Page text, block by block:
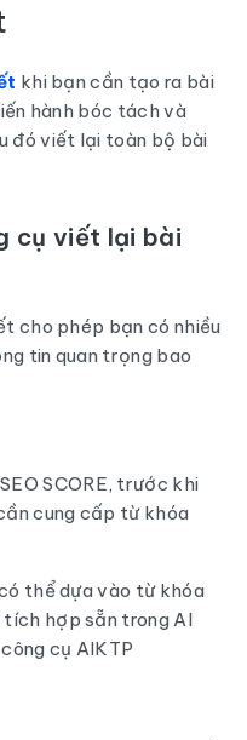
khi bạn cần tạo ra bài
hành bóc tách và
đó viết lại toàn bộ bài
cụ viết lại bài
cho phép bạn có nhiều
tin quan trọng bao
SCORE, trước khi
cung cấp từ khóa
thể dựa vào từ khóa
tích hợp sẵn trong AI
cụ AIKTP